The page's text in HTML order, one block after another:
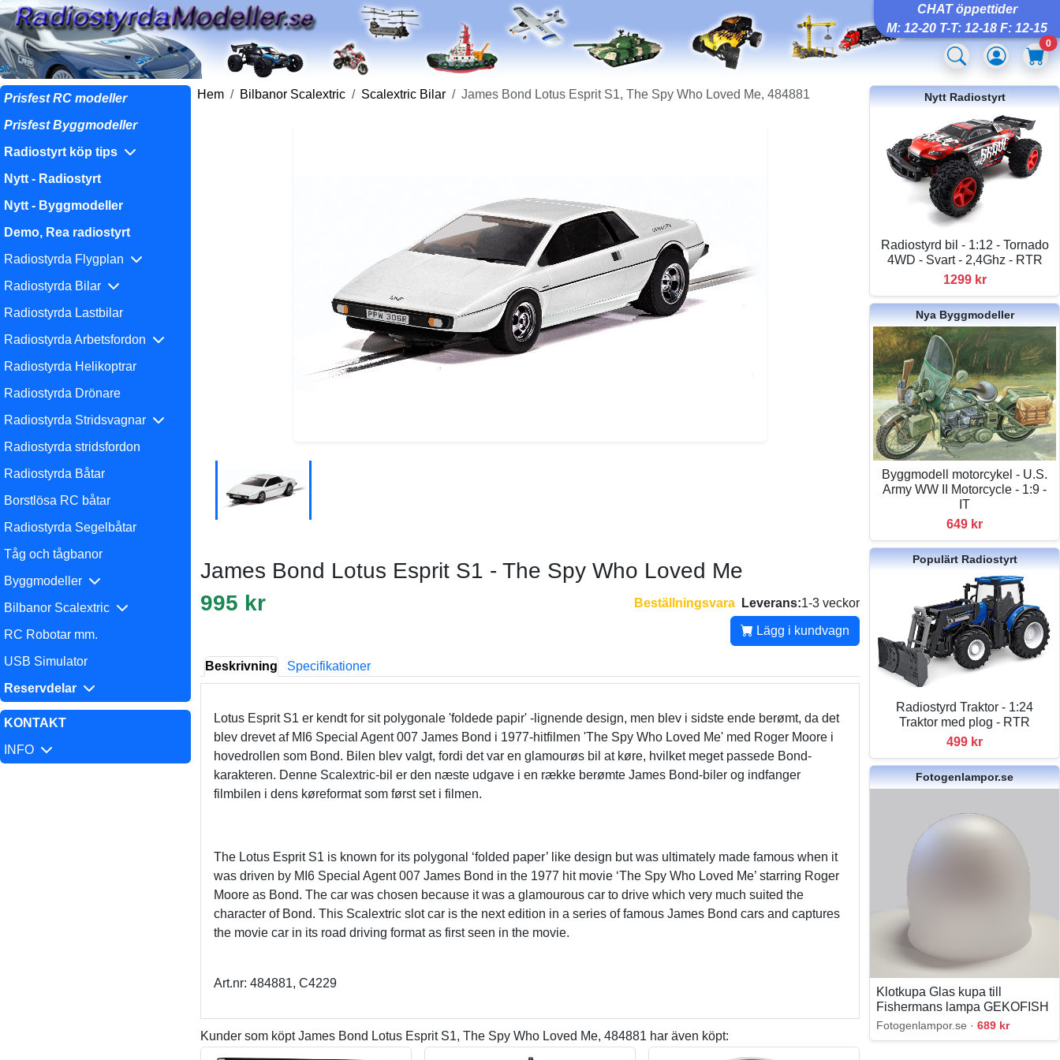
CHAT öppettider
M: 12-20 T-T: 12-18 F: 12-15
0
Prisfest RC modeller
Prisfest Byggmodeller
Radiostyrt köp tips
Nytt - Radiostyrt
Nytt - Byggmodeller
Demo, Rea radiostyrt
Radiostyrda Flygplan
Radiostyrda Bilar
Radiostyrda Lastbilar
Radiostyrda Arbetsfordon
Radiostyrda Helikoptrar
Radiostyrda Drönare
Radiostyrda Stridsvagnar
Radiostyrda stridsfordon
Radiostyrda Båtar
Borstlösa RC båtar
Radiostyrda Segelbåtar
Tåg och tågbanor
Byggmodeller
Bilbanor Scalextric
RC Robotar mm.
USB Simulator
Reservdelar
KONTAKT
INFO
Hem Bilbanor Scalextric Scalextric Bilar James Bond Lotus Esprit S1, The Spy Who Loved Me, 484881
James Bond Lotus Esprit S1 - The Spy Who Loved Me
995 kr
Beställningsvara Leverans:1-3 veckor
Lägg i kundvagn
Beskrivning Specifikationer
Lotus Esprit S1 er kendt for sit polygonale 'foldede papir' -lignende design, men blev i sidste ende berømt, da det
blev drevet af MI6 Special Agent 007 James Bond i 1977-hitfilmen 'The Spy Who Loved Me' med Roger Moore i
hovedrollen som Bond. Bilen blev valgt, fordi det var en glamourøs bil at køre, hvilket meget passede Bond-
karakteren. Denne Scalextric-bil er den næste udgave i en række berømte James Bond-biler og indfanger
filmbilen i dens køreformat som først set i filmen.
The Lotus Esprit S1 is known for its polygonal ‘folded paper’ like design but was ultimately made famous when it
was driven by MI6 Special Agent 007 James Bond in the 1977 hit movie ‘The Spy Who Loved Me’ starring Roger
Moore as Bond. The car was chosen because it was a glamourous car to drive which very much suited the
character of Bond. This Scalextric slot car is the next edition in a series of famous James Bond cars and captures
the movie car in its road driving format as first seen in the movie.
Art.nr: 484881, C4229
Kunder som köpt James Bond Lotus Esprit S1, The Spy Who Loved Me, 484881 har även köpt:
Nytt Radiostyrt
Radiostyrd bil - 1:12 - Tornado
4WD - Svart - 2,4Ghz - RTR
1299 kr
Nya Byggmodeller
Byggmodell motorcykel - U.S.
Army WW II Motorcycle - 1:9 -
IT
649 kr
Populärt Radiostyrt
Radiostyrd Traktor - 1:24
Traktor med plog - RTR
499 kr
Fotogenlampor.se
Klotkupa Glas kupa till
Fishermans lampa GEKOFISH
Fotogenlampor.se ·689 kr